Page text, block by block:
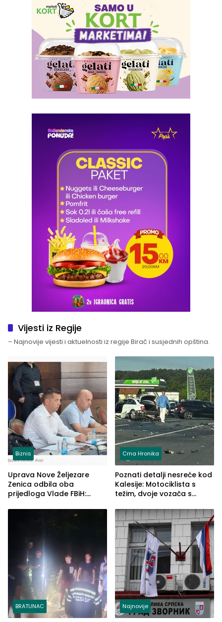
Vijesti iz Regije
– Najnovije vijesti i aktuelnosti iz regije Birač i susjednih opština.
Biznis
Uprava Nove Željezare
Zenica odbila oba
prijedloga Vlade FBiH:
rješenje
Crna Hronika
Poznati detalji nesreće kod
Kalesije: Motociklista s
težim, dvoje vozača s
BRATUNAC Najnovije